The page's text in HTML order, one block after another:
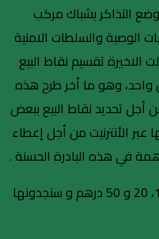
التذاكر بشباك مركب
الوصية والسلطات الامنية
الاخيرة تقسيم نقاط البيع
واحد، وهو ما أخر طرح هذه
أجل تحديد نقاط البيع ببعض
عبر الأنترنيت من أجل إعطاء
في هذه البادرة الحسنة .
وستكون التذاكر الإفتراضية من فئة 10، 20 و 50 درهم و ستجدونها